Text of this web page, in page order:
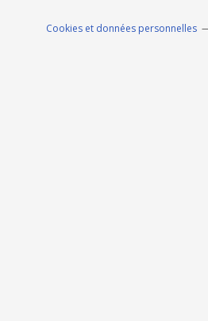
Cookies et données personnelles